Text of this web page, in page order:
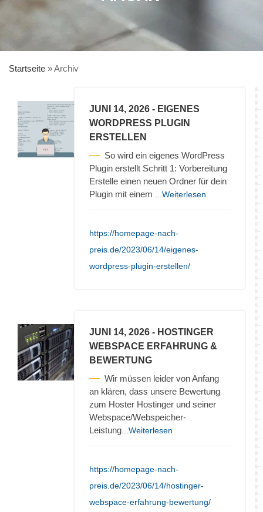
Startseite »Archiv
JUNI 14, 2026 - EIGENES
WORDPRESS PLUGIN
ERSTELLEN
So wird ein eigenes WordPress
Plugin erstellt Schritt 1: Vorbereitung
Erstelle einen neuen Ordner für dein
Plugin mit einem
...Weiterlesen
https://homepage-nach-
preis.de/2023/06/14/eigenes-
wordpress-plugin-erstellen/
JUNI 14, 2026 - HOSTINGER
WEBSPACE ERFAHRUNG &
BEWERTUNG
Wir müssen leider von Anfang
an klären, dass unsere Bewertung
zum Hoster Hostinger und seiner
Webspace/Webspeicher-
Leistung ...Weiterlesen
https://homepage-nach-
preis.de/2023/06/14/hostinger-
webspace-erfahrung-bewertung/